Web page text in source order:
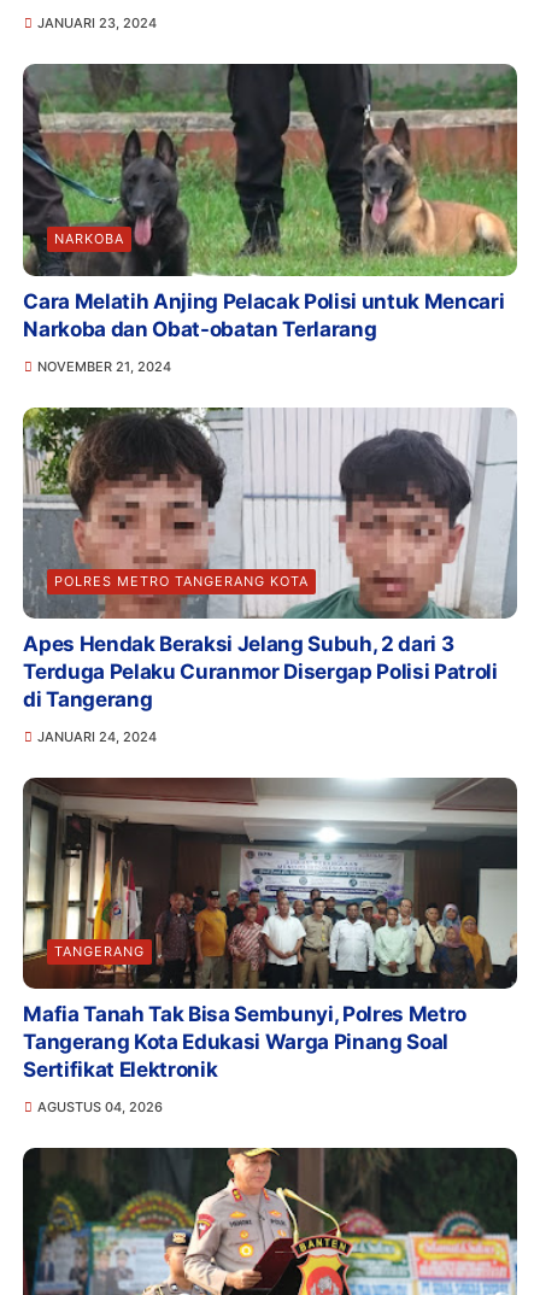
JANUARI 23, 2024
NARKOBA
Cara Melatih Anjing Pelacak Polisi untuk Mencari
Narkoba dan Obat-obatan Terlarang
NOVEMBER 21, 2024
POLRES METRO TANGERANG KOTA
Apes Hendak Beraksi Jelang Subuh, 2 dari 3
Terduga Pelaku Curanmor Disergap Polisi Patroli
di Tangerang
JANUARI 24, 2024
TANGERANG
Mafia Tanah Tak Bisa Sembunyi, Polres Metro
Tangerang Kota Edukasi Warga Pinang Soal
Sertifikat Elektronik
AGUSTUS 04, 2026